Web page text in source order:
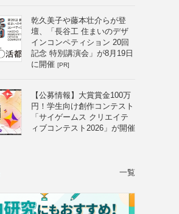
乾久美子や藤本壮介らが登
壇、「長谷工 住まいのデザ
インコンペティション 20回
記念 特別講演会」が8月19日
に開催 [PR]
【公募情報】大賞賞金100万
円！学生向け創作コンテスト
「サイゲームス クリエイテ
ィブコンテスト2026」が開催
一覧